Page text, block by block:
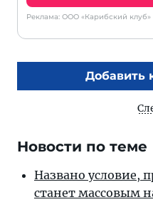
Реклама: ООО «Карибский клуб»
Добавить
Новости по теме
Названо условие,
станет массовым